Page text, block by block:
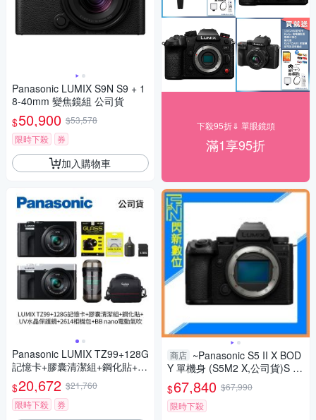
Panasonic LUMIX S9N S9 + 1
8-40mm 變焦鏡組 公司貨
$50,900 $53,578
限時下殺
券
加入購物車
Panasonic LUMIX TZ99+128G
記憶卡+膠囊清潔組+鋼化貼+水
晶保護鏡+2614相機包+NITEC
ORE BB nano 迷你電動氣吹
(公司貨)
$20,672 $21,760
限時下殺
券
下殺95折⇓ 單眼鏡頭
滿1享95折
商店 ~Panasonic S5 II X BOD
Y 單機身 (S5M2 X,公司貨)S 5II
$67,840 $67,990
限時下殺